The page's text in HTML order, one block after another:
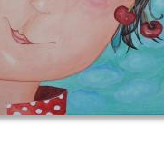
temps des cerises